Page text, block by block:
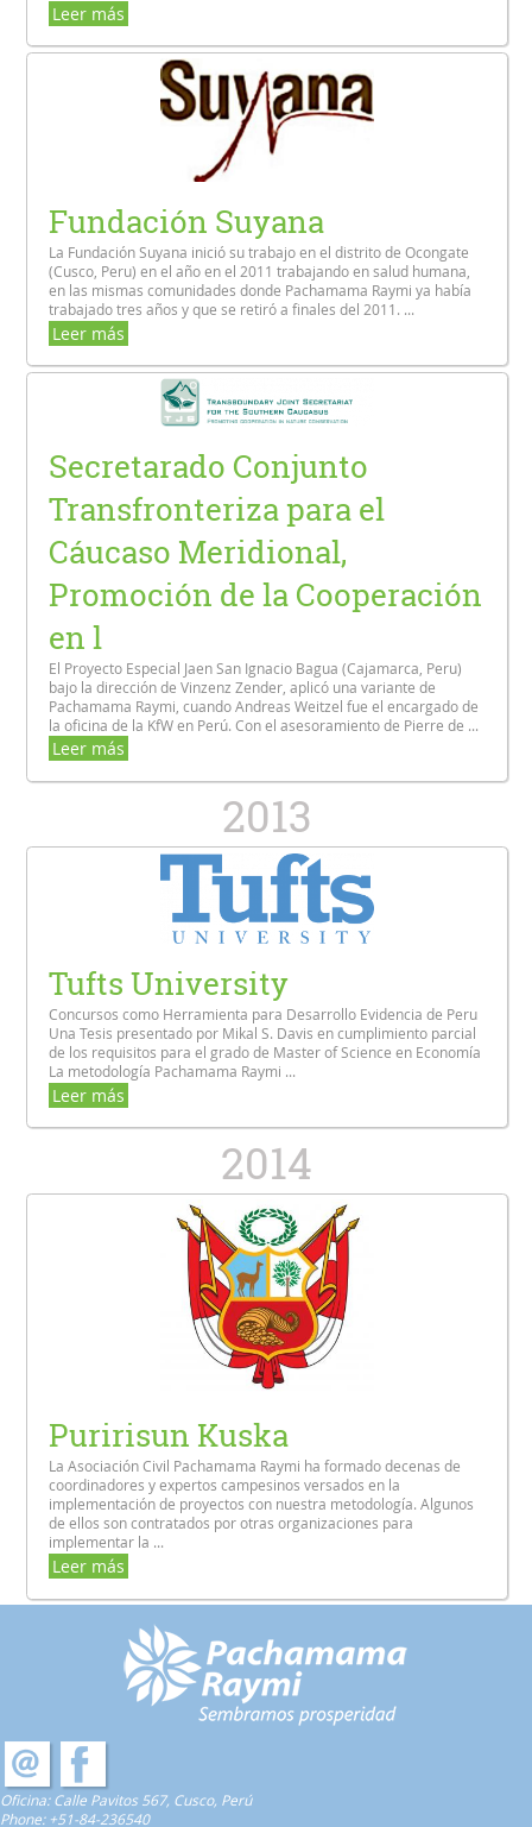
Leer más
Fundación Suyana
La Fundación Suyana inició su trabajo en el distrito de Ocongate
(Cusco, Peru) en el año en el 2011 trabajando en salud humana,
en las mismas comunidades donde Pachamama Raymi ya había
trabajado tres años y que se retiró a finales del 2011. ...
Leer más
Secretarado Conjunto
Transfronteriza para el
Cáucaso Meridional,
Promoción de la Cooperación
en l
El Proyecto Especial Jaen San Ignacio Bagua (Cajamarca, Peru)
bajo la dirección de Vinzenz Zender, aplicó una variante de
Pachamama Raymi, cuando Andreas Weitzel fue el encargado de
la oficina de la KfW en Perú. Con el asesoramiento de Pierre de ...
Leer más
2013
Tufts University
Concursos como Herramienta para Desarrollo Evidencia de Peru
Una Tesis presentado por Mikal S. Davis en cumplimiento parcial
de los requisitos para el grado de Master of Science en Economía
La metodología Pachamama Raymi ...
Leer más
2014
Puririsun Kuska
La Asociación Civil Pachamama Raymi ha formado decenas de
coordinadores y expertos campesinos versados en la
implementación de proyectos con nuestra metodología. Algunos
de ellos son contratados por otras organizaciones para
implementar la ...
Leer más
Oficina: Calle Pavitos 567, Cusco, Perú
Phone: +51-84-236540